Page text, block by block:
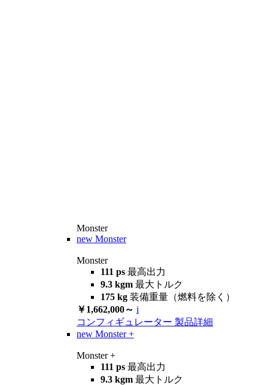
Monster
new Monster
Monster
111 ps 最高出力
9.3 kgm 最大トルク
175 kg 装備重量（燃料を除く）
￥1,662,000～ i
コンフィギュレーター 製品詳細
new Monster +
Monster +
111 ps 最高出力
9.3 kgm 最大トルク